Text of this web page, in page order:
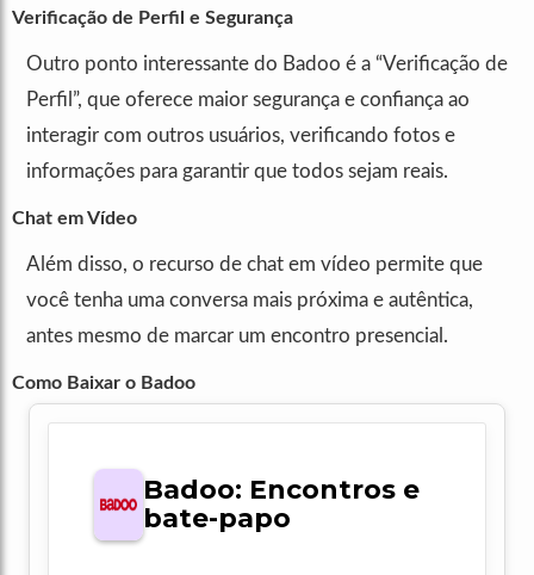
Verificação de Perfil e Segurança
Outro ponto interessante do Badoo é a “Verificação de
Perfil”, que oferece maior segurança e confiança ao
interagir com outros usuários, verificando fotos e
informações para garantir que todos sejam reais.
Chat em Vídeo
Além disso, o recurso de chat em vídeo permite que
você tenha uma conversa mais próxima e autêntica,
antes mesmo de marcar um encontro presencial.
Como Baixar o Badoo
Badoo: Encontros e
bate-papo